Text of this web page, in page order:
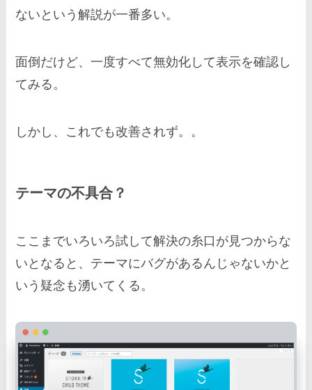
ないという解説が一番多い。
面倒だけど、一度すべて無効化して表示を確認し
てみる。
しかし、これでも改善されず。。
テーマの不具合？
ここまでいろいろ試して解決の糸口が見つからな
いとなると、テーマにバグがあるんじゃないかと
いう疑念も湧いてくる。